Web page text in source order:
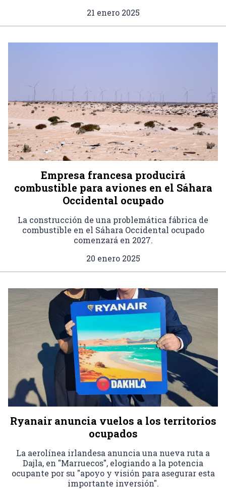
21 enero 2025
Empresa francesa producirá
combustible para aviones en el Sáhara
Occidental ocupado
La construcción de una problemática fábrica de
combustible en el Sáhara Occidental ocupado
comenzará en 2027.
20 enero 2025
Ryanair anuncia vuelos a los territorios
ocupados
La aerolínea irlandesa anuncia una nueva ruta a
Dajla, en "Marruecos", elogiando a la potencia
ocupante por su "apoyo y visión para asegurar esta
importante inversión".